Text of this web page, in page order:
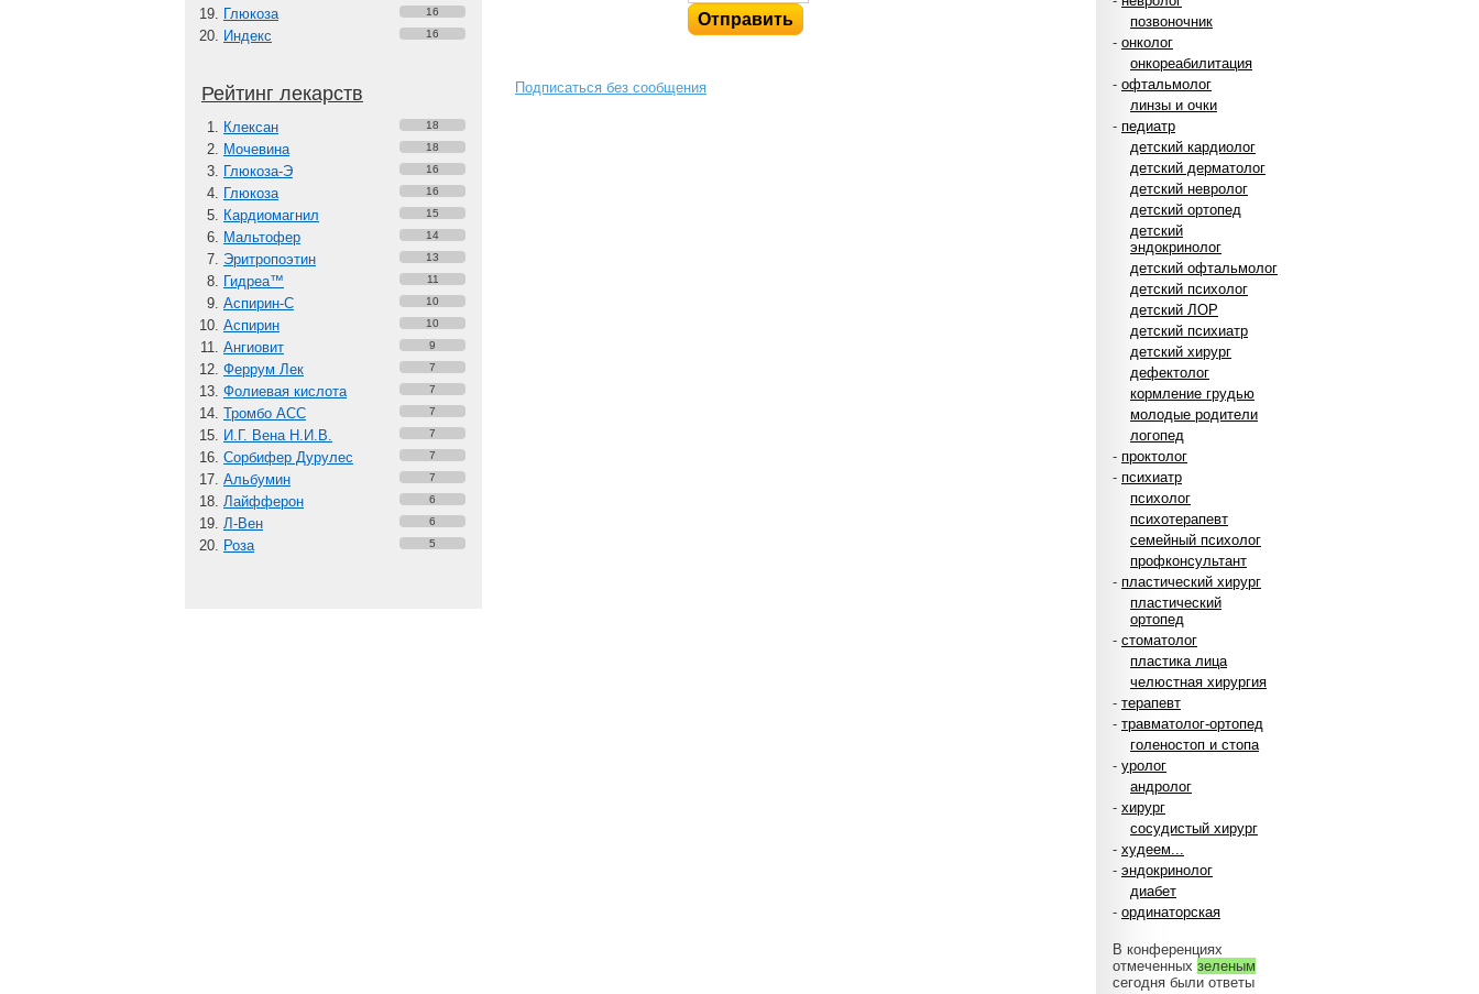
позвоночник
- онколог
онкореабилитация
- офтальмолог
линзы и очки
- педиатр
детский кардиолог
детский дерматолог
детский невролог
детский ортопед
детский
эндокринолог
детский офтальмолог
детский психолог
детский ЛОР
детский психиатр
детский хирург
дефектолог
кормление грудью
молодые родители
логопед
- проктолог
- психиатр
психолог
психотерапевт
семейный психолог
профконсультант
- пластический хирург
пластический
ортопед
- стоматолог
пластика лица
челюстная хирургия
- терапевт
- травматолог-ортопед
голеностоп и стопа
- уролог
андролог
- хирург
сосудистый хирург
- худеем...
- эндокринолог
диабет
- ординаторская
В конференциях
отмеченных зеленым
сегодня были ответы
Глюкоза 16
Индекс 16
Рейтинг лекарств
Клексан 18
Мочевина 18
Глюкоза-Э 16
Глюкоза 16
Кардиомагнил 15
Мальтофер 14
Эритропоэтин 13
Гидреа™ 11
Аспирин-C 10
Аспирин 10
Ангиовит 9
Феррум Лек 7
Фолиевая кислота 7
Тромбо АСС 7
И.Г. Вена Н.И.В. 7
Сорбифер Дурулес 7
Альбумин 7
Лайфферон 6
Л-Вен 6
Роза 5
Подписаться без сообщения